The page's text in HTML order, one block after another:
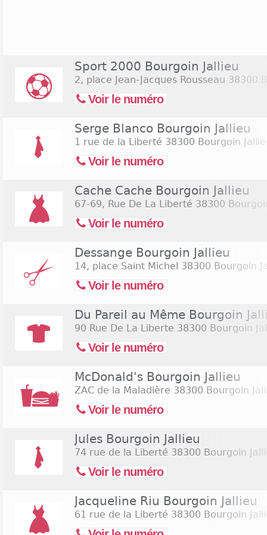
d'ouverture plus larges que les autres
E.Leclerc est ouvert du lundi au samedi de 8h30 à
Sport 2000 Bourgoin Jallieu
2, place Jean-Jacques Rousseau 38300
Voir le numéro
Serge Blanco Bourgoin Jallieu
1 rue de la Liberté 38300 Bourgoin
Voir le numéro
Cache Cache Bourgoin Jallieu
67-69, Rue De La Liberté 38300
Voir le numéro
Dessange Bourgoin Jallieu
14, place Saint Michel 38300 Bourgoin
Voir le numéro
Du Pareil au Même Bourgoin
90 Rue De La Liberte 38300 Bourgoin
Voir le numéro
McDonald's Bourgoin Jallieu
ZAC de la Maladière 38300 Bourgoin
Voir le numéro
Jules Bourgoin Jallieu
74 rue de la Liberté 38300 Bourgoin
Voir le numéro
Jacqueline Riu Bourgoin Jallieu
61 rue de la Liberté 38300 Bourgoin